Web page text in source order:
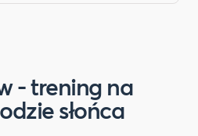
- trening na
słońca